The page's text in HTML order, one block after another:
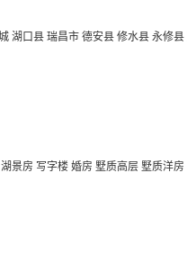
湖口县 瑞昌市 德安县 修水县 永修县
湖景房 写字楼 婚房 墅质高层 墅质洋房